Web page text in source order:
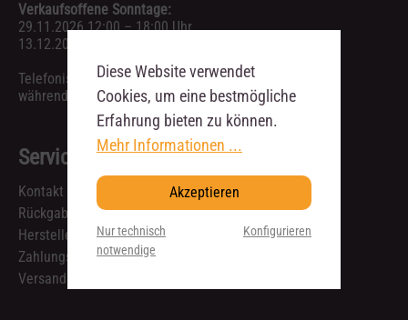
Verkaufsoffene Sonntage:
29.11.2026 12:00 – 18:00 Uhr
13.12.2026 12:00 – 18:00 Uhr
Telefonische Anfragen sind ausschließlich
während unserer Geschäftszeiten möglich.
Service
Kontakt
Rückgabe & Reklamation
Hersteller
Zahlungsarten
Versandkosten und Lieferzeiten
Diese Website verwendet
Cookies, um eine bestmögliche
Erfahrung bieten zu können.
Mehr Informationen ...
Akzeptieren
Nur technisch
notwendige
Konfigurieren